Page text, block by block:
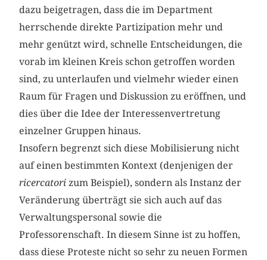
dazu beigetragen, dass die im Department
herrschende direkte Partizipation mehr und
mehr genützt wird, schnelle Entscheidungen, die
vorab im kleinen Kreis schon getroffen worden
sind, zu unterlaufen und vielmehr wieder einen
Raum für Fragen und Diskussion zu eröffnen, und
dies über die Idee der Interessenvertretung
einzelner Gruppen hinaus.
Insofern begrenzt sich diese Mobilisierung nicht
auf einen bestimmten Kontext (denjenigen der
ricercatori zum Beispiel), sondern als Instanz der
Veränderung überträgt sie sich auch auf das
Verwaltungspersonal sowie die
Professorenschaft. In diesem Sinne ist zu hoffen,
dass diese Proteste nicht so sehr zu neuen Formen